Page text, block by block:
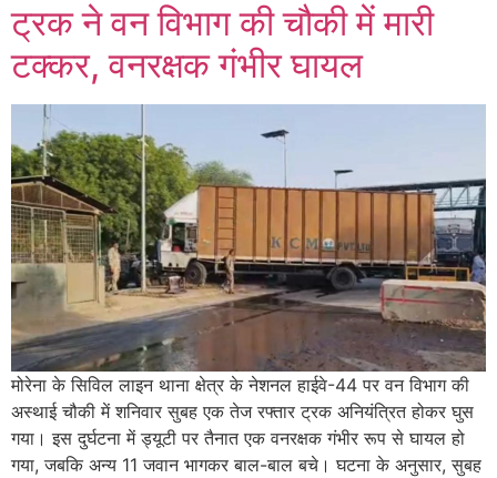
ट्रक ने वन विभाग की चौकी में मारी
टक्कर, वनरक्षक गंभीर घायल
मोरेना के सिविल लाइन थाना क्षेत्र के नेशनल हाईवे-44 पर वन विभाग की
अस्थाई चौकी में शनिवार सुबह एक तेज रफ्तार ट्रक अनियंत्रित होकर घुस
गया। इस दुर्घटना में ड्यूटी पर तैनात एक वनरक्षक गंभीर रूप से घायल हो
गया, जबकि अन्य 11 जवान भागकर बाल-बाल बचे। घटना के अनुसार, सुबह